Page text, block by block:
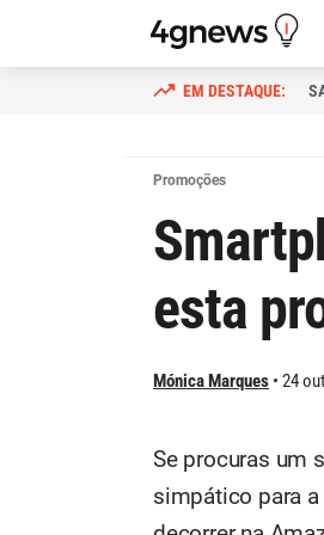
Promoções
esta
Mónica Marques 24
Se procuras um
simpático para